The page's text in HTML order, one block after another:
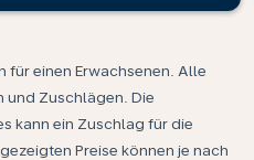
für einen Erwachsenen. Alle
und Zuschlägen. Die
kann ein Zuschlag für die
Preise können je nach